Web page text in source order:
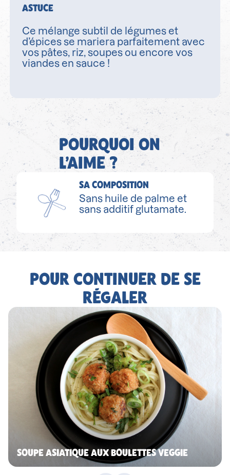
ASTUCE
Ce mélange subtil de légumes et
d’épices se mariera parfaitement avec
vos pâtes, riz, soupes ou encore vos
viandes en sauce !
POURQUOI ON
L’AIME ?
SA COMPOSITION
Sans huile de palme et
sans additif glutamate.
POUR CONTINUER DE SE
RÉGALER
SOUPE ASIATIQUE AUX BOULETTES VEGGIE